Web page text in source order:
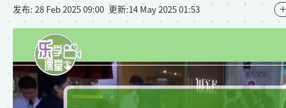
发布: 28 Feb 2025 09:00 更新:14 May 2025 01:53